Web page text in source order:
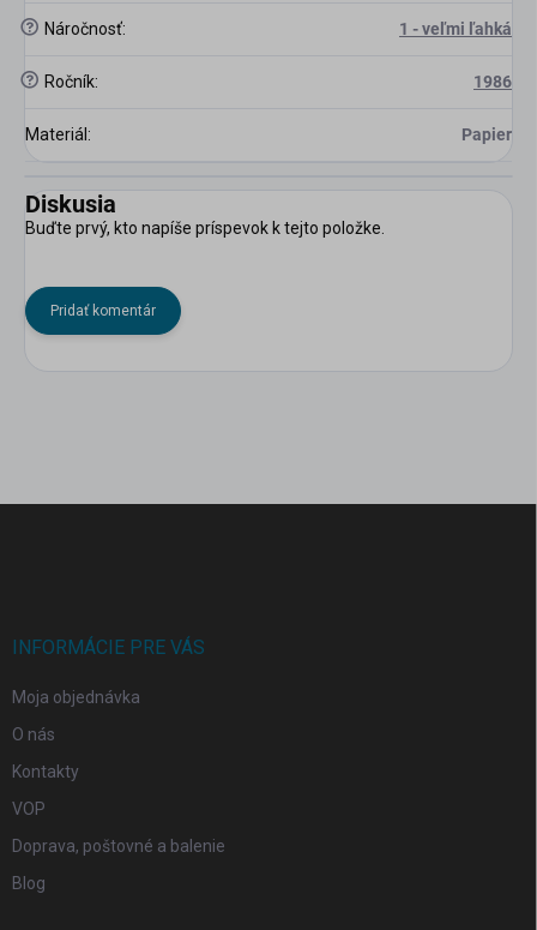
? Náročnosť: 1 - veľmi ľahká
? Ročník: 1986
Materiál : Papier
Diskusia
Buďte prvý, kto napíše príspevok k tejto položke.
Pridať komentár
INFORMÁCIE PRE VÁS
Moja objednávka
O nás
Kontakty
VOP
Doprava, poštovné a balenie
Blog